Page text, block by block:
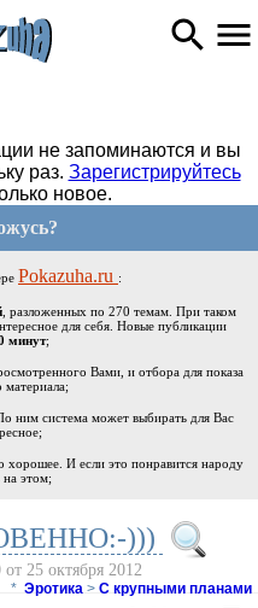
не запоминаются и вы
раз. Зарегистрируйтесь
новое.
Pokazuha.ru :
, разложенных по 270 темам. При таком
для себя. Новые публикации
минут;
Вами, и отбора для показа
По ним система может выбирать для Вас
И если это понравится народу
на этом;
)))
25 октября 2012
* Эротика > С крупными планами